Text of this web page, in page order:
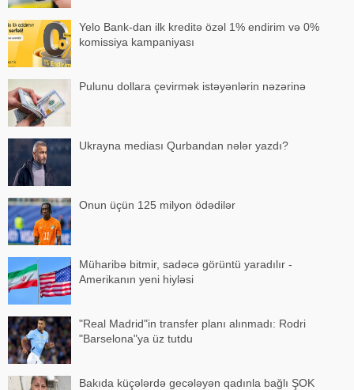
Yelo Bank-dan ilk kreditə özəl 1% endirim və 0%
komissiya kampaniyası
Pulunu dollara çevirmək istəyənlərin nəzərinə
Ukrayna mediası Qurbandan nələr yazdı?
Onun üçün 125 milyon ödədilər
Müharibə bitmir, sadəcə görüntü yaradılır -
Amerikanın yeni hiyləsi
"Real Madrid"in transfer planı alınmadı: Rodri
"Barselona"ya üz tutdu
Bakıda küçələrdə gecələyən qadınla bağlı ŞOK